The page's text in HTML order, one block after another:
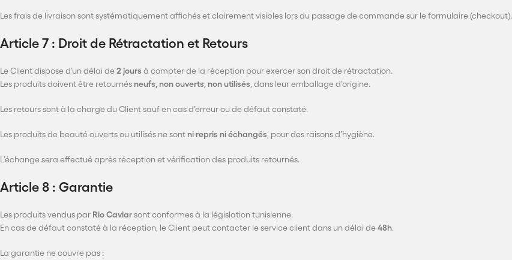
Les frais de livraison sont systématiquement affichés et clairement visibles lors du passage de commande sur le formulaire (checkout).
Article 7 : Droit de Rétractation et Retours
Le Client dispose d’un délai de2 jours à compter de la réception pour exercer son droit de rétractation.
Les produits doivent être retournés neufs, non ouverts, non utilisés , dans leur emballage d’origine.
Les retours sont à la charge du Client sauf en cas d’erreur ou de défaut constaté.
Les produits de beauté ouverts ou utilisés ne sont ni repris ni échangés , pour des raisons d’hygiène.
L’échange sera effectué après réception et vérification des produits retournés.
Article 8 : Garantie
Les produits vendus par Rio Caviarsont conformes à la législation tunisienne.
En cas de défaut constaté à la réception, le Client peut contacter le service client dans un délai de48h.
La garantie ne couvre pas :